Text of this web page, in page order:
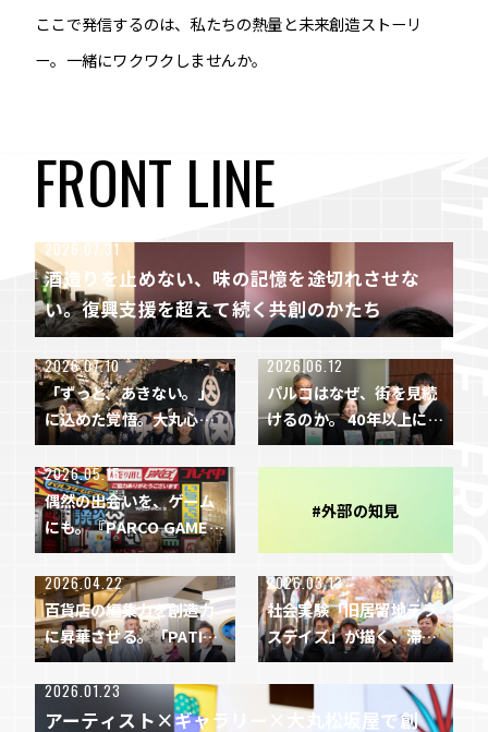
ここで発信するのは、私たちの熱量と未来創造ストーリ
ー。一緒にワクワクしませんか。
FRONT LINE
2026.07.31
酒造りを止めない、味の記憶を途切れさせな
い。復興支援を超えて続く共創のかたち
2026.07.10
「ずっと、あきない。」
に込めた覚悟。大丸心斎
橋店300周年に見る「場の
ちから」
2026.06.12
パルコはなぜ、街を見続
けるのか。 40年以上にわ
たり「ACROSS」が捉え
続けてきた、変化の“兆
2026.05.15
偶然の出会いを、ゲーム
にも。『PARCO GAME
S』が仕掛ける新しいパブ
リッシングのかたち
#外部の知見
2026.04.22
百貨店の編集力を創造力
に昇華させる。「PATISS
ERIE ANNIVEL」誕生の
舞台裏
2026.03.13
社会実験「旧居留地テラ
スデイズ」が描く、滞在
から始まる街の未来
2026.01.23
アーティスト×ギャラリー×大丸松坂屋で創